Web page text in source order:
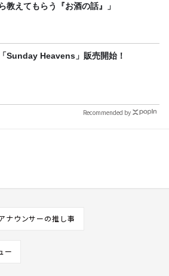
ら教えてもらう『お酒の話』」
「Sunday Heavens」販売開始！
Recommended by
ナウンサーの推し事
ー